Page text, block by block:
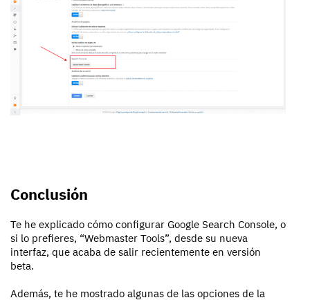
Conclusión
Te he explicado cómo configurar Google Search Console, o
si lo prefieres, “Webmaster Tools”, desde su nueva
interfaz, que acaba de salir recientemente en versión
beta.
Además, te he mostrado algunas de las opciones de la